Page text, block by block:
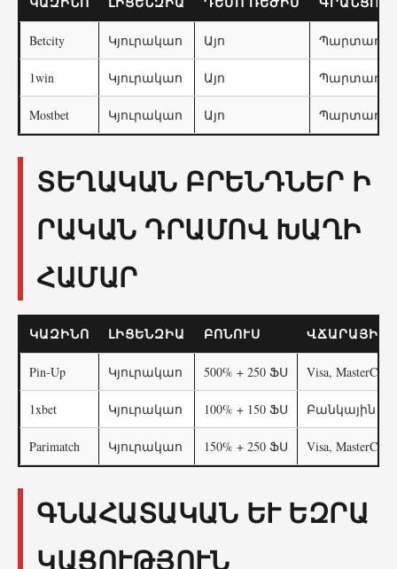
ԿԱԶԻՆՈ ԼԻՑԵՆԶԻԱ ԴԵՄՈ ՌԵԺԻՄ ԳՐԱՆՑՈՒՄ
Betcity Կյուրակաո Այո Պարտադիր
1win Կյուրակաո Այո Պարտադիր
Mostbet Կյուրակաո Այո Պարտադիր
ՏԵՂԱԿԱՆ ԲՐԵՆԴՆԵՐ Ի
ՐԱԿԱՆ ԴՐԱՄՈՎ ԽԱՂԻ
ՀԱՄԱՐ
ԿԱԶԻՆՈ ԼԻՑԵՆԶԻԱ ԲՈՆՈՒՍ ՎՃԱՐԱՅԻՆ
Pin-Up Կյուրակաո 500% + 250 ՖՍ Visa,
1xbet Կյուրակաո 100% + 150 ՖՍ Բանկային
Parimatch Կյուրակաո 150% + 250 ՖՍ Visa,
ԳՆԱՀԱՏԱԿԱՆ ԵՒ ԵԶՐԱԿ
ԱՑՈՒԹՅՈՒՆ